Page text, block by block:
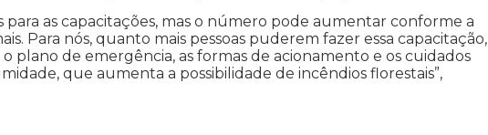
para as capacitações, mas o número pode aumentar conforme a
Para nós, quanto mais pessoas puderem fazer essa capacitação,
plano de emergência, as formas de acionamento e os cuidados
que aumenta a possibilidade de incêndios florestais”,